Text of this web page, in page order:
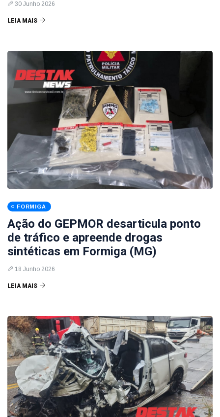
30 Junho 2026
LEIA MAIS
FORMIGA
Ação do GEPMOR desarticula ponto
de tráfico e apreende drogas
sintéticas em Formiga (MG)
18 Junho 2026
LEIA MAIS